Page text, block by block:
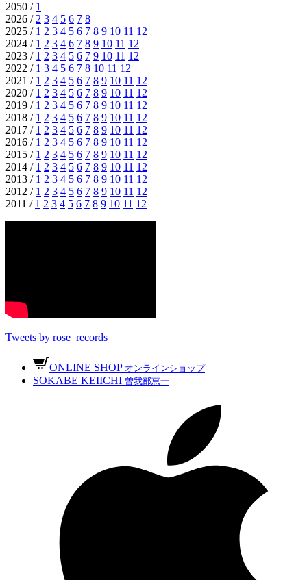
2050 / 1
2026 /2 3 4 5 6 7 8
2025 / 1 2 3 4 5 6 7 8 9 10 11 12
2024 / 1 2 3 4 6 7 8 9 10 11 12
2023 / 1 2 3 4 5 6 7 9 10 11 12
2022 / 1 3 4 5 6 7 8 10 11 12
2021 / 1 2 3 4 5 6 7 8 9 10 11 12
2020 / 1 2 3 4 5 6 7 8 9 10 11 12
2019 / 1 2 3 4 5 6 7 8 9 10 11 12
2018 / 1 2 3 4 5 6 7 8 9 10 11 12
2017 / 1 2 3 4 5 6 7 8 9 10 11 12
2016 / 1 2 3 4 5 6 7 8 9 10 11 12
2015 / 1 2 3 4 5 6 7 8 9 10 11 12
2014 / 1 2 3 4 5 6 7 8 9 10 11 12
2013 / 1 2 3 4 5 6 7 8 9 10 11 12
2012 / 1 2 3 4 5 6 7 8 9 10 11 12
2011 / 1 2 3 4 5 6 7 8 9 10 11 12
Tweets by rose_records
ONLINE SHOP オンラインショップ
SOKABE KEIICHI 曽我部恵一